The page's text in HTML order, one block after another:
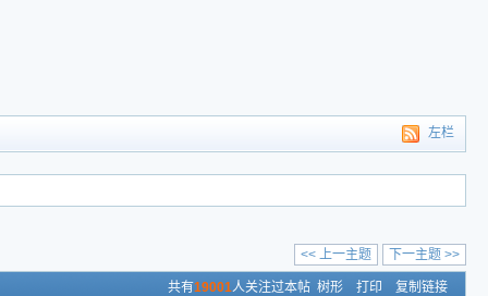
左栏
下一主题 >>
<< 上一主题
共有19001人关注过本帖 树形 打印 复制链接